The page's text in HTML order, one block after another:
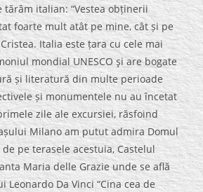
italian: “Vestea obținerii
foarte mult atât pe mine, cât și pe
Italia este țara cu cele mai
mondial UNESCO şi are bogate
și literatură din multe perioade
și monumentele nu au încetat
zile ale excursiei, răsfoind
Milano am putut admira Domul
pe terasele acestuia, Castelul
Maria delle Grazie unde se află
Leonardo Da Vinci “Cina cea de